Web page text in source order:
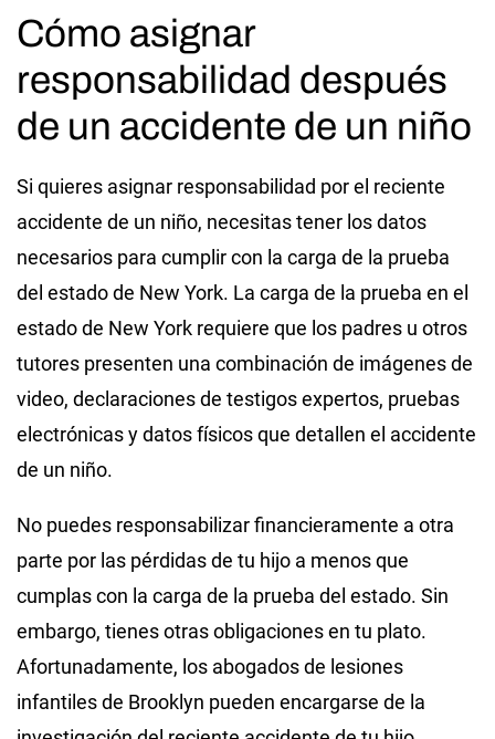
Cómo asignar
responsabilidad después
de un accidente de un niño
Si quieres asignar responsabilidad por el reciente
accidente de un niño, necesitas tener los datos
necesarios para cumplir con la carga de la prueba
del estado de New York. La carga de la prueba en el
estado de New York requiere que los padres u otros
tutores presenten una combinación de imágenes de
video, declaraciones de testigos expertos, pruebas
electrónicas y datos físicos que detallen el accidente
de un niño.
No puedes responsabilizar financieramente a otra
parte por las pérdidas de tu hijo a menos que
cumplas con la carga de la prueba del estado. Sin
embargo, tienes otras obligaciones en tu plato.
Afortunadamente, los abogados de lesiones
infantiles de Brooklyn pueden encargarse de la